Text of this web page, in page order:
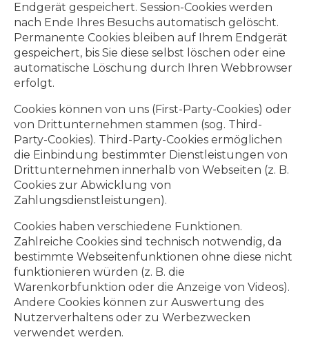
Endgerät gespeichert. Session-Cookies werden
nach Ende Ihres Besuchs automatisch gelöscht.
Permanente Cookies bleiben auf Ihrem Endgerät
gespeichert, bis Sie diese selbst löschen oder eine
automatische Löschung durch Ihren Webbrowser
erfolgt.
Cookies können von uns (First-Party-Cookies) oder
von Drittunternehmen stammen (sog. Third-
Party-Cookies). Third-Party-Cookies ermöglichen
die Einbindung bestimmter Dienstleistungen von
Drittunternehmen innerhalb von Webseiten (z. B.
Cookies zur Abwicklung von
Zahlungsdienstleistungen).
Cookies haben verschiedene Funktionen.
Zahlreiche Cookies sind technisch notwendig, da
bestimmte Webseitenfunktionen ohne diese nicht
funktionieren würden (z. B. die
Warenkorbfunktion oder die Anzeige von Videos).
Andere Cookies können zur Auswertung des
Nutzerverhaltens oder zu Werbezwecken
verwendet werden.